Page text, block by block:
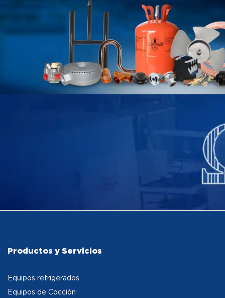
Productos y Servicios
Equipos refrigerados
Equipos de Cocción